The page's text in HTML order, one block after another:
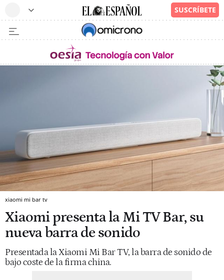
xiaomi mi bar tv
Xiaomi presenta la Mi TV Bar, su
nueva barra de sonido
Presentada la Xiaomi Mi Bar TV, la barra de sonido de
bajo coste de la firma china.